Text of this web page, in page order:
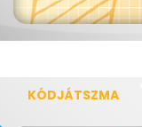
KÓDJÁTSZMA